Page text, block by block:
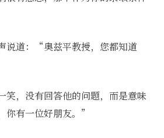
说道：“奥兹平教授，您都知道
笑，没有回答他的问题，而是意味
有一位好朋友。”